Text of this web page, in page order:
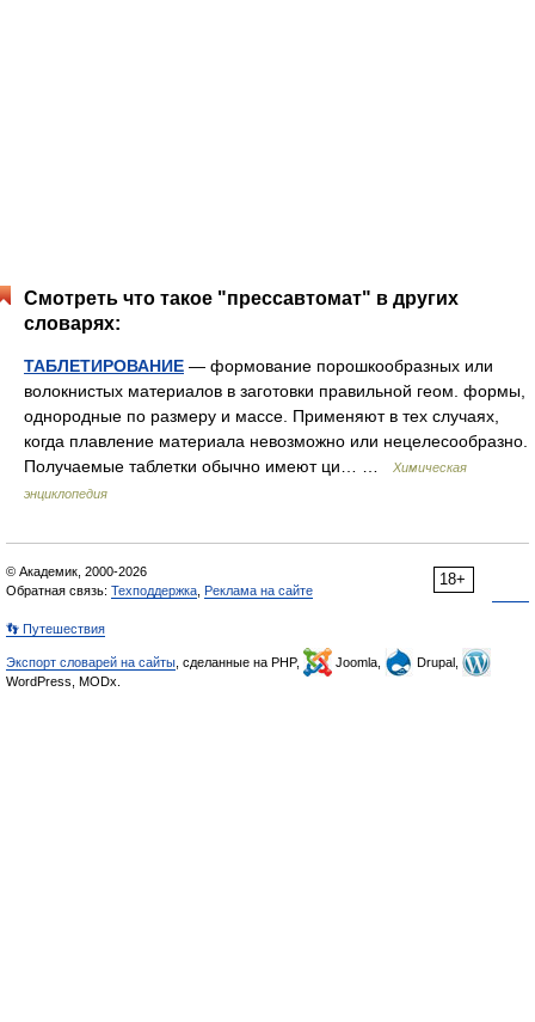
Смотреть что такое "прессавтомат" в других
словарях:
ТАБЛЕТИРОВАНИЕ — формование порошкообразных или
волокнистых материалов в заготовки правильной геом. формы,
однородные по размеру и массе. Применяют в тех случаях,
когда плавление материала невозможно или нецелесообразно.
Получаемые таблетки обычно имеют ци… …
Химическая
энциклопедия
18+
© Академик, 2000-2026
Обратная связь: Техподдержка Реклама на сайте
👣 Путешествия
Экспорт словарей на сайты , сделанные на PHP, Joomla,
Drupal,
WordPress, MODx.